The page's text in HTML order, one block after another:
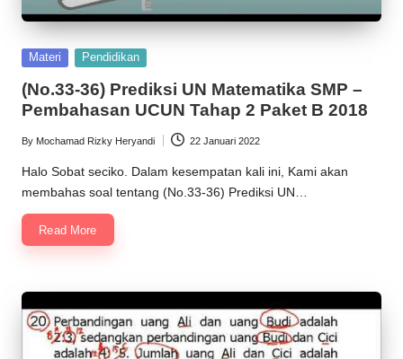
Posted
Materi Pendidikan
(No.33-36) Prediksi UN Matematika SMP –
Pembahasan UCUN Tahap 2 Paket B 2018
Posted
by
By Mochamad Rizky Heryandi 22 Januari 2022
Halo Sobat seciko. Dalam kesempatan kali ini, Kami akan
membahas soal tentang (No.33-36) Prediksi UN…
Read More